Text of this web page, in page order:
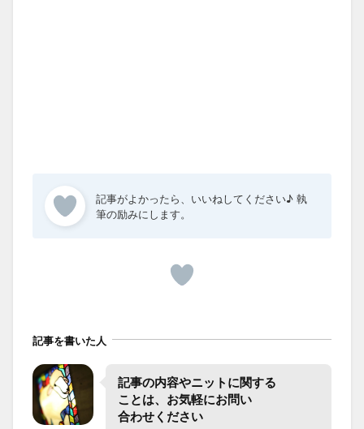
記事を書いた人
記事の​内容や​ニットに​関する​
ことは、​お気軽に​お問い​
合わせください